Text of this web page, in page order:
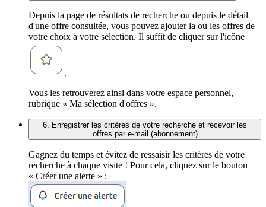
Depuis la page de résultats de recherche ou depuis le détail
d'une offre consultée, vous pouvez ajouter la ou les offres de
votre choix à votre sélection. Il suffit de cliquer sur l'icône
.
Vous les retrouverez ainsi dans votre espace personnel,
rubrique « Ma sélection d'offres ».
6. Enregistrer les critères de votre recherche et recevoir les
offres par e-mail (abonnement)
Gagnez du temps et évitez de ressaisir les critères de votre
recherche à chaque visite ! Pour cela, cliquez sur le bouton
« Créer une alerte » :